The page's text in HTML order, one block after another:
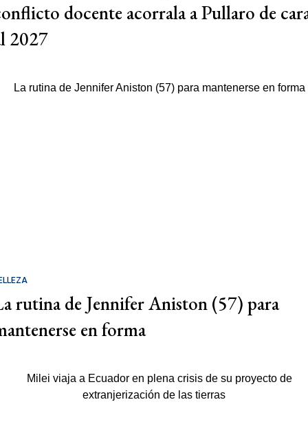
docente acorrala a Pullaro de
2027
rutina de Jennifer Aniston (57) para
en forma